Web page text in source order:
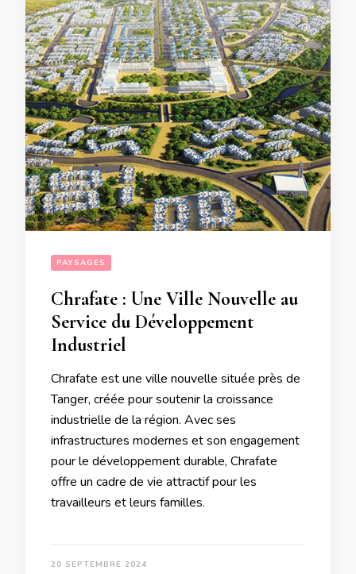
PAYSAGES
Chrafate : Une Ville Nouvelle au
Service du Développement
Industriel
Chrafate est une ville nouvelle située près de
Tanger, créée pour soutenir la croissance
industrielle de la région. Avec ses
infrastructures modernes et son engagement
pour le développement durable, Chrafate
offre un cadre de vie attractif pour les
travailleurs et leurs familles.
20 SEPTEMBRE 2024